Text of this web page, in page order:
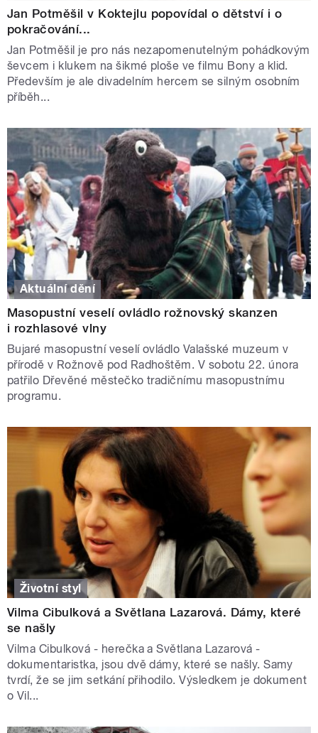
Jan Potměšil v Koktejlu popovídal o dětství i o
pokračování...
Jan Potměšil je pro nás nezapomenutelným pohádkovým
ševcem i klukem na šikmé ploše ve filmu Bony a klid.
Především je ale divadelním hercem se silným osobním
příběh...
Aktuální dění
Masopustní veselí ovládlo rožnovský skanzen
i rozhlasové vlny
Bujaré masopustní veselí ovládlo Valašské muzeum v
přírodě v Rožnově pod Radhoštěm. V sobotu 22. února
patřilo Dřevěné městečko tradičnímu masopustnímu
programu.
Životní styl
Vilma Cibulková a Světlana Lazarová. Dámy, které
se našly
Vilma Cibulková - herečka a Světlana Lazarová -
dokumentaristka, jsou dvě dámy, které se našly. Samy
tvrdí, že se jim setkání přihodilo. Výsledkem je dokument
o Vil...